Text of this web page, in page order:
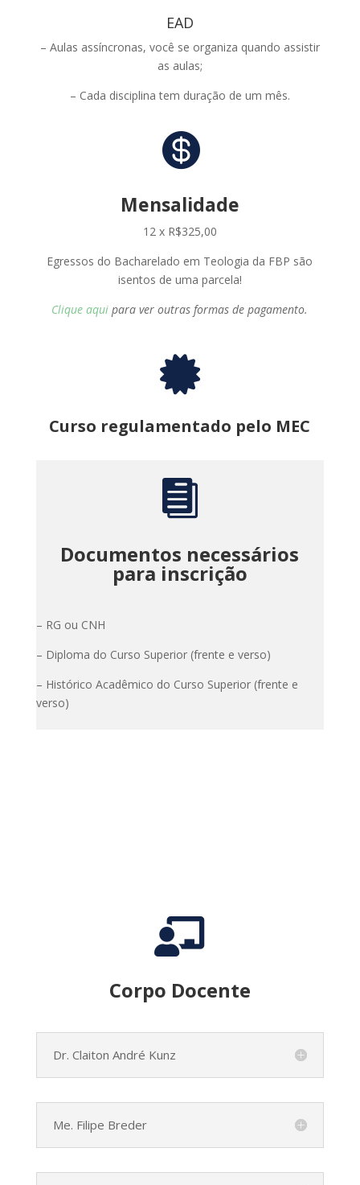
EAD
– Aulas assíncronas, você se organiza quando assistir
as aulas;
– Cada disciplina tem duração de um mês.

Mensalidade
12 x R$325,00
Egressos do Bacharelado em Teologia da FBP são
isentos de uma parcela!
Clique aqui para ver outras formas de pagamento.

Curso regulamentado pelo MEC

Documentos necessários
para inscrição
– RG ou CNH
– Diploma do Curso Superior (frente e verso)
– Histórico Acadêmico do Curso Superior (frente e
verso)

Corpo Docente
Dr. Claiton André Kunz
Me. Filipe Breder